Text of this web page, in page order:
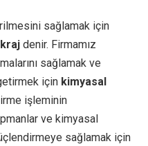
sağlamak için
denir. Firmamız
sağlamak ve
için kimyasal
işleminin
ve kimyasal
sağlamak için